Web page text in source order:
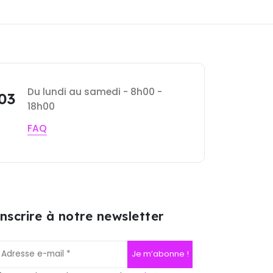
Du lundi au samedi - 8h00 -
18h00
FAQ
à notre newsletter